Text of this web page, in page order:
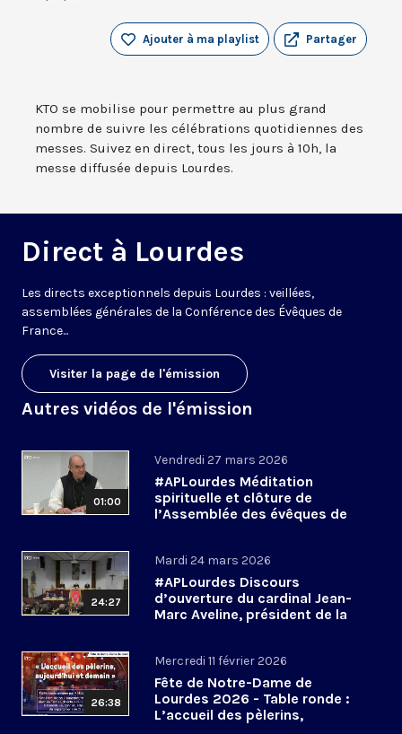
Partager
Ajouter à ma playlist
KTO se mobilise pour permettre au plus grand
nombre de suivre les célébrations quotidiennes des
messes. Suivez en direct, tous les jours à 10h, la
messe diffusée depuis Lourdes.
Direct à Lourdes
Les directs exceptionnels depuis Lourdes : veillées,
assemblées générales de la Conférence des Évêques de
France...
Visiter la page de l'émission
Autres vidéos de l'émission
01:00
Vendredi 27 mars 2026
#APLourdes Méditation
spirituelle et clôture de
l’Assemblée des évêques de
24:27
Mardi 24 mars 2026
#APLourdes Discours
d’ouverture du cardinal Jean-
Marc Aveline, président de la
26:38
Mercredi 11 février 2026
Fête de Notre-Dame de
Lourdes 2026 - Table ronde :
L’accueil des pèlerins,